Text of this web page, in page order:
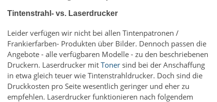
Tintenstrahl- vs. Laserdrucker
Leider verfügen wir nicht bei allen Tintenpatronen /
Frankierfarben- Produkten über Bilder. Dennoch passen die
Angebote - alle verfügbaren Modelle - zu den beschriebenen
Druckern. Laserdrucker mit Toner sind bei der Anschaffung
in etwa gleich teuer wie Tintenstrahldrucker. Doch sind die
Druckkosten pro Seite wesentlich geringer und eher zu
empfehlen. Laserdrucker funktionieren nach folgendem